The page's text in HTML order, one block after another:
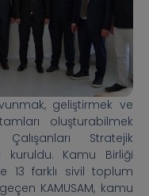
geliştirmek ve
oluşturabilmek
Stratejik
kuruldu. Kamu Birliği
13 farklı sivil toplum
KAMUSAM, kamu